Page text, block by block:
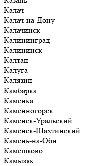
Калач
Калач-на-Дону
Калачинск
Калининград
Калининск
Калтан
Калуга
Калязин
Камбарка
Каменка
Каменногорск
Каменск-Уральский
Каменск-Шахтинский
Камень-на-Оби
Камешково
Камызяк